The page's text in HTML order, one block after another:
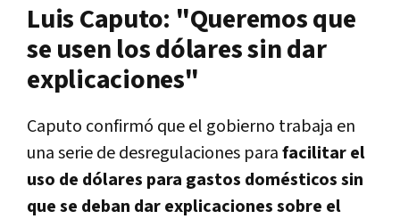
Luis Caputo: "Queremos que
se usen los dólares sin dar
explicaciones"
Caputo confirmó que el gobierno trabaja en
una serie de desregulaciones parafacilitar el
uso de dólares para gastos domésticos sin
que se deban dar explicaciones sobre el